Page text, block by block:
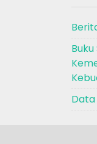
Data